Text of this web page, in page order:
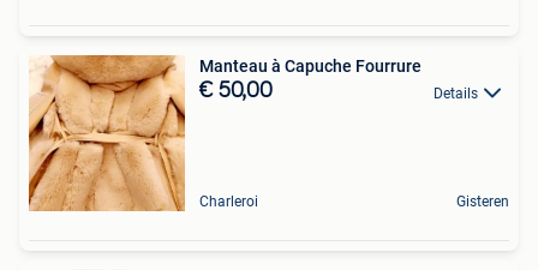
Manteau à Capuche Fourrure
€ 50,00 Details
Charleroi Gisteren